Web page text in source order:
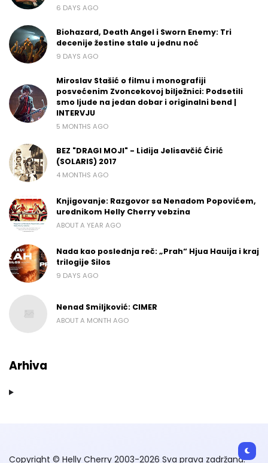
6 DAYS AGO
Biohazard, Death Angel i Sworn Enemy: Tri
decenije žestine stale u jednu noć
9 DAYS AGO
Miroslav Stašić o filmu i monografiji
posvećenim Zvoncekovoj bilježnici: Podsetili
smo ljude na jedan dobar i originalni bend |
INTERVJU
5 MONTHS AGO
BEZ "DRAGI MOJI" - Lidija Jelisavčić Ćirić
(SOLARIS) 2017
4 MONTHS AGO
Knjigovanje: Razgovor sa Nenadom Popovićem,
urednikom Helly Cherry vebzina
ABOUT A YEAR AGO
Nada kao poslednja reč: „Prah“ Hjua Hauija i kraj
trilogije Silos
9 DAYS AGO
Nenad Smiljković: CIMER
ABOUT A MONTH AGO
Arhiva
Copyright © Helly Cherry 2003-2026 Sva prava zadržana.